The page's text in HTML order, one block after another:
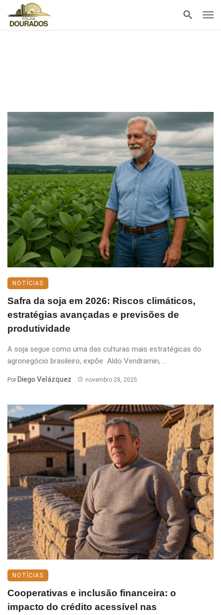
NOTÍCIAS
Safra da soja em 2026: Riscos climáticos,
estratégias avançadas e previsões de
produtividade
A soja segue como uma das culturas mais estratégicas do
agronegócio brasileiro, expõe Aldo Vendramin, ...
Por Diego Velázquez novembro 28, 2025
NOTÍCIAS
Cooperativas e inclusão financeira: o
impacto do crédito acessível nas